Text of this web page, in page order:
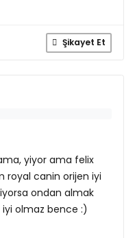
Şikayet Et
yiyor ama felix
royal canin orijen iyi
ondan almak
olmaz bence :)